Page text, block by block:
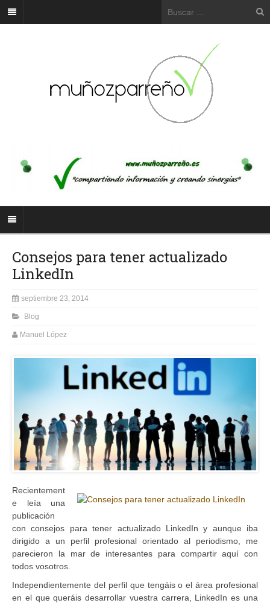
Consejos para tener actualizado
LinkedIn
septiembre 23, 2014
Blog
Manuel López
Recientement
e leía una
publicación
con consejos para tener actualizado LinkedIn y aunque iba
dirigido a un perfil profesional orientado al periodismo, me
parecieron la mar de interesantes para compartir aquí con
todos vosotros.
Independientemente del perfil que tengáis o el área profesional
en el que queráis desarrollar vuestra carrera, LinkedIn es una